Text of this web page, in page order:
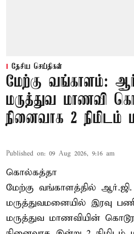
தேசிய செய்திகள்
மேற்கு வங்காளம்:
மருத்துவ மாணவி
நினைவாக 2 நிமிடம்
Published on: 09 Aug 2026, 9:16 am
கொல்கத்தா
மேற்கு வங்காளத்தில்
மருத்துவமனையில் இரவு
மருத்துவ மாணவியின்